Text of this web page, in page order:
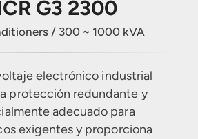
G3 2300
/ 300 ~ 1000 kVA
electrónico industrial
protección redundante y
adecuado para
exigentes y proporciona